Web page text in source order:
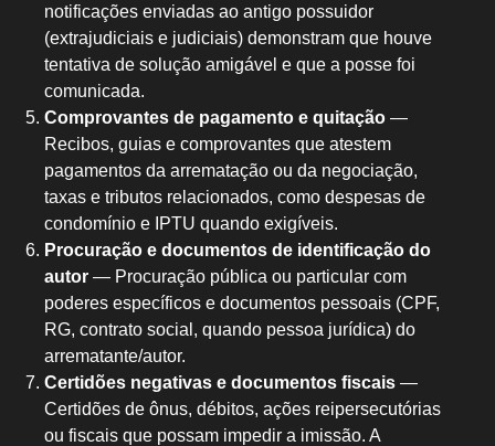
notificações enviadas ao antigo possuidor
(extrajudiciais e judiciais) demonstram que houve
tentativa de solução amigável e que a posse foi
comunicada.
Comprovantes de pagamento e quitação —
Recibos, guias e comprovantes que atestem
pagamentos da arrematação ou da negociação,
taxas e tributos relacionados, como despesas de
condomínio e IPTU quando exigíveis.
Procuração e documentos de identificação do
autor — Procuração pública ou particular com
poderes específicos e documentos pessoais (CPF,
RG, contrato social, quando pessoa jurídica) do
arrematante/autor.
Certidões negativas e documentos fiscais —
Certidões de ônus, débitos, ações reipersecutórias
ou fiscais que possam impedir a imissão. A